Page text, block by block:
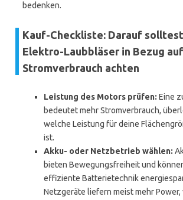
bedenken.
Kauf-Checkliste: Darauf
Elektro-Laubbläser in Bezug auf
Stromverbrauch achten
Leistung des Motors prüfen: Eine
bedeutet mehr Stromverbrauch,
welche Leistung für deine
ist.
Akku- oder Netzbetrieb wählen:
bieten Bewegungsfreiheit und
effiziente Batterietechnik
Netzgeräte liefern meist mehr Power,